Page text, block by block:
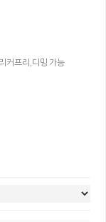
커프리,디밍 가능